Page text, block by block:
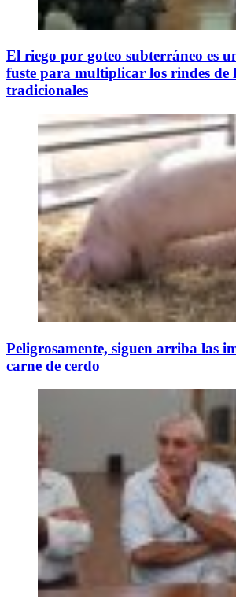
El riego por goteo subterráneo es
fuste para multiplicar los rindes de
tradicionales
Peligrosamente, siguen arriba las
carne de cerdo